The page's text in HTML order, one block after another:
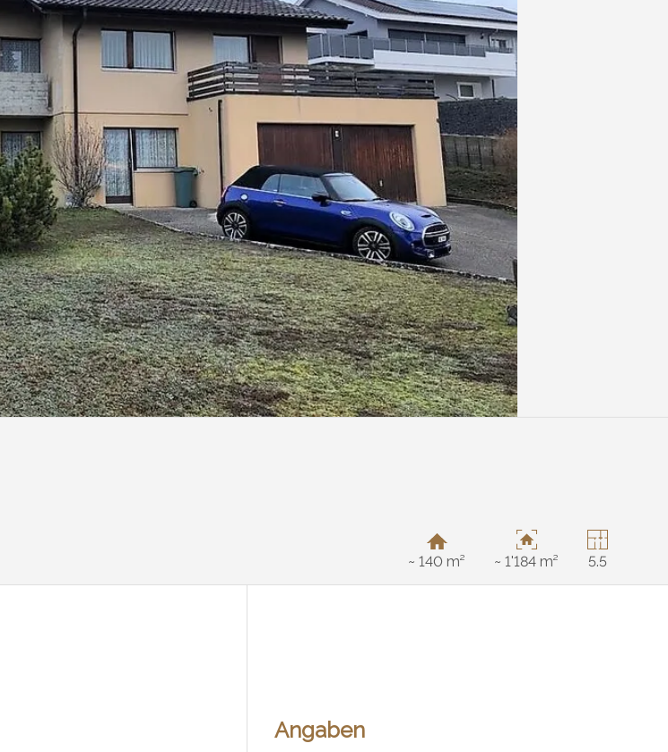
~ 140 m²
~ 1'184 m² 5.5
Angaben